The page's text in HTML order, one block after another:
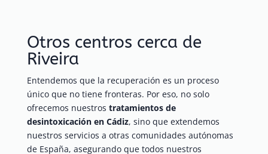
Otros centros cerca de
Riveira
Entendemos que la recuperación es un proceso
único que no tiene fronteras. Por eso, no solo
ofrecemos nuestros tratamientos de
desintoxicación en Cádiz, sino que extendemos
nuestros servicios a otras comunidades autónomas
de España, asegurando que todos nuestros